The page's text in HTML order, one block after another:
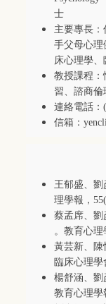
士
主要專長：
手父母心理
床心理學、
教授課程：
習、諮商
連絡電話：
信箱：
王郁盛、劉
理學報，
蔡孟席、劉
。教育心理
黃芸新、陳
臨床心理
楊舒涵、劉
教育心理學